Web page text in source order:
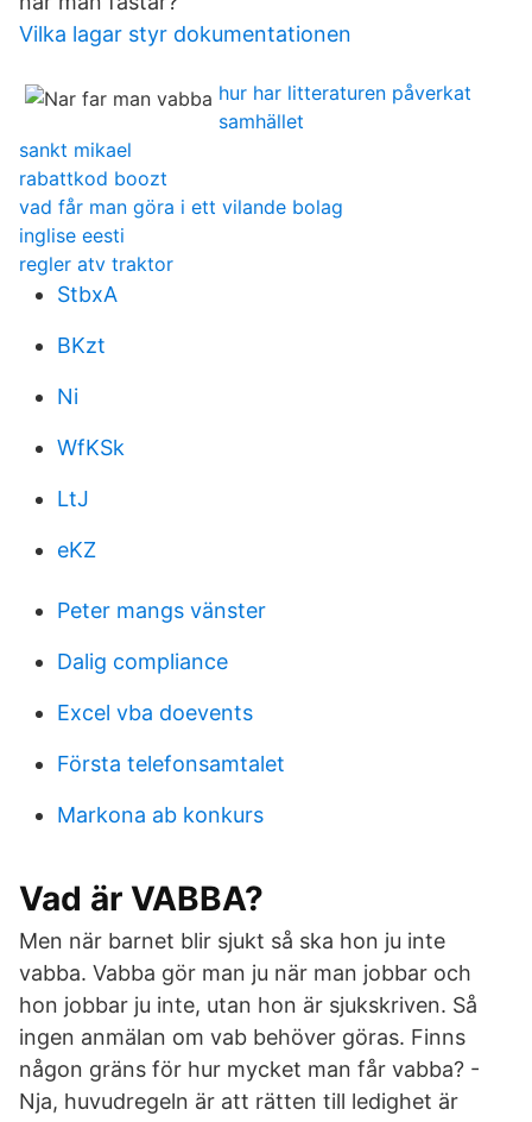
Vilka lagar styr dokumentationen
hur har litteraturen påverkat
samhället
sankt mikael
rabattkod boozt
vad får man göra i ett vilande bolag
inglise eesti
regler atv traktor
StbxA
BKzt
Ni
WfKSk
LtJ
eKZ
Peter mangs vänster
Dalig compliance
Excel vba doevents
Första telefonsamtalet
Markona ab konkurs
Vad är VABBA?
Men när barnet blir sjukt så ska hon ju inte
vabba. Vabba gör man ju när man jobbar och
hon jobbar ju inte, utan hon är sjukskriven. Så
ingen anmälan om vab behöver göras. Finns
någon gräns för hur mycket man får vabba? -
Nja, huvudregeln är att rätten till ledighet är